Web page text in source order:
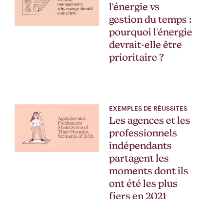
l'énergie vs
gestion du temps :
pourquoi l'énergie
devrait-elle être
prioritaire ?
EXEMPLES DE RÉUSSITES
Les agences et les
professionnels
indépendants
partagent les
moments dont ils
ont été les plus
fiers en 2021